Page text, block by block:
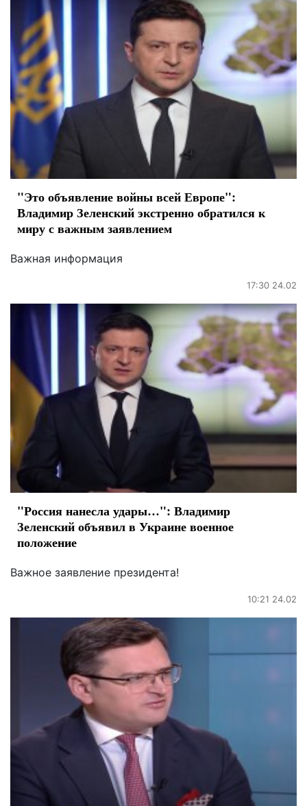
"Это объявление войны всей Европе":
Владимир Зеленский экстренно обратился к
миру с важным заявлением
Важная информация
17:30 24.02
"Россия нанесла удары…": Владимир
Зеленский объявил в Украине военное
положение
Важное заявление президента!
10:21 24.02